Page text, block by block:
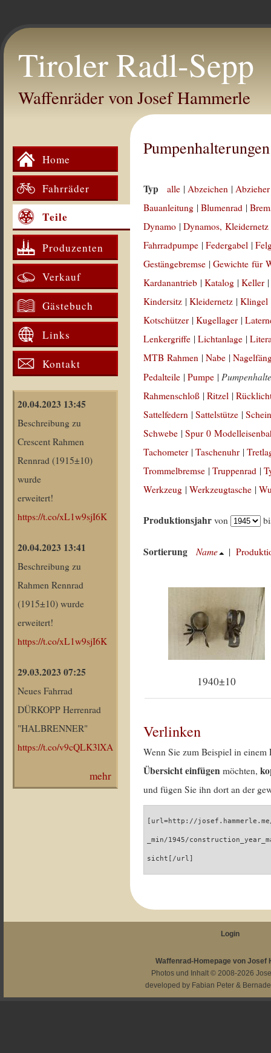
Tiroler Radl-Sepp
Waffenräder von Josef Hammerle
Home
Fahrräder
Teile
Produzenten
Verkauf
Gästebuch
Links
Kontakt
20.04.2023 13:45
Beschreibung zu
Crescent Rahmen
Rennrad (1915±10)
wurde
erweitert!
https://t.co/xL1w9sjI6K
20.04.2023 13:41
Beschreibung zu
Rahmen Rennrad
(1915±10) wurde
erweitert!
https://t.co/xL1w9sjI6K
29.03.2023 07:25
Neues Fahrrad
DÜRKOPP Herrenrad
"HALBRENNER"
https://t.co/v9cQLK3lXA
mehr
Pumpenhalterungen
Typ alle |Abzeichen |
Bauanleitung |Blumenrad |
Dynamo |Dynamos, Kleidernetz
Fahrradpumpe |Federgabel |
Gestängebremse |Gewichte für
Kardanantrieb |Katalog |Keller
Kindersitz |Kleidernetz |Klingel
Kotschützer |Kugellager |
Lenkergriffe |Lichtanlage |
MTB Rahmen |Nabe |
Pedalteile |Pumpe |
Rahmenschloß |Ritzel |
Sattelfedern |Sattelstütze |
Schwebe |Spur 0
Tachometer |Taschenuhr |
Trommelbremse |Truppenrad |
Werkzeug |Werkzeugtasche |
Produktionsjahr von
Sortierung Name |
1940±10
Verlinken
Wenn Sie zum Beispiel in
Übersicht einfügen möchten,
und fügen Sie ihn dort an der
[url=http://
_min/1945/
sicht[/url]
Login
Waffenrad-Homepage von Josef
Photos und Inhalt © 2008-2026
developed by Fabian Peter &